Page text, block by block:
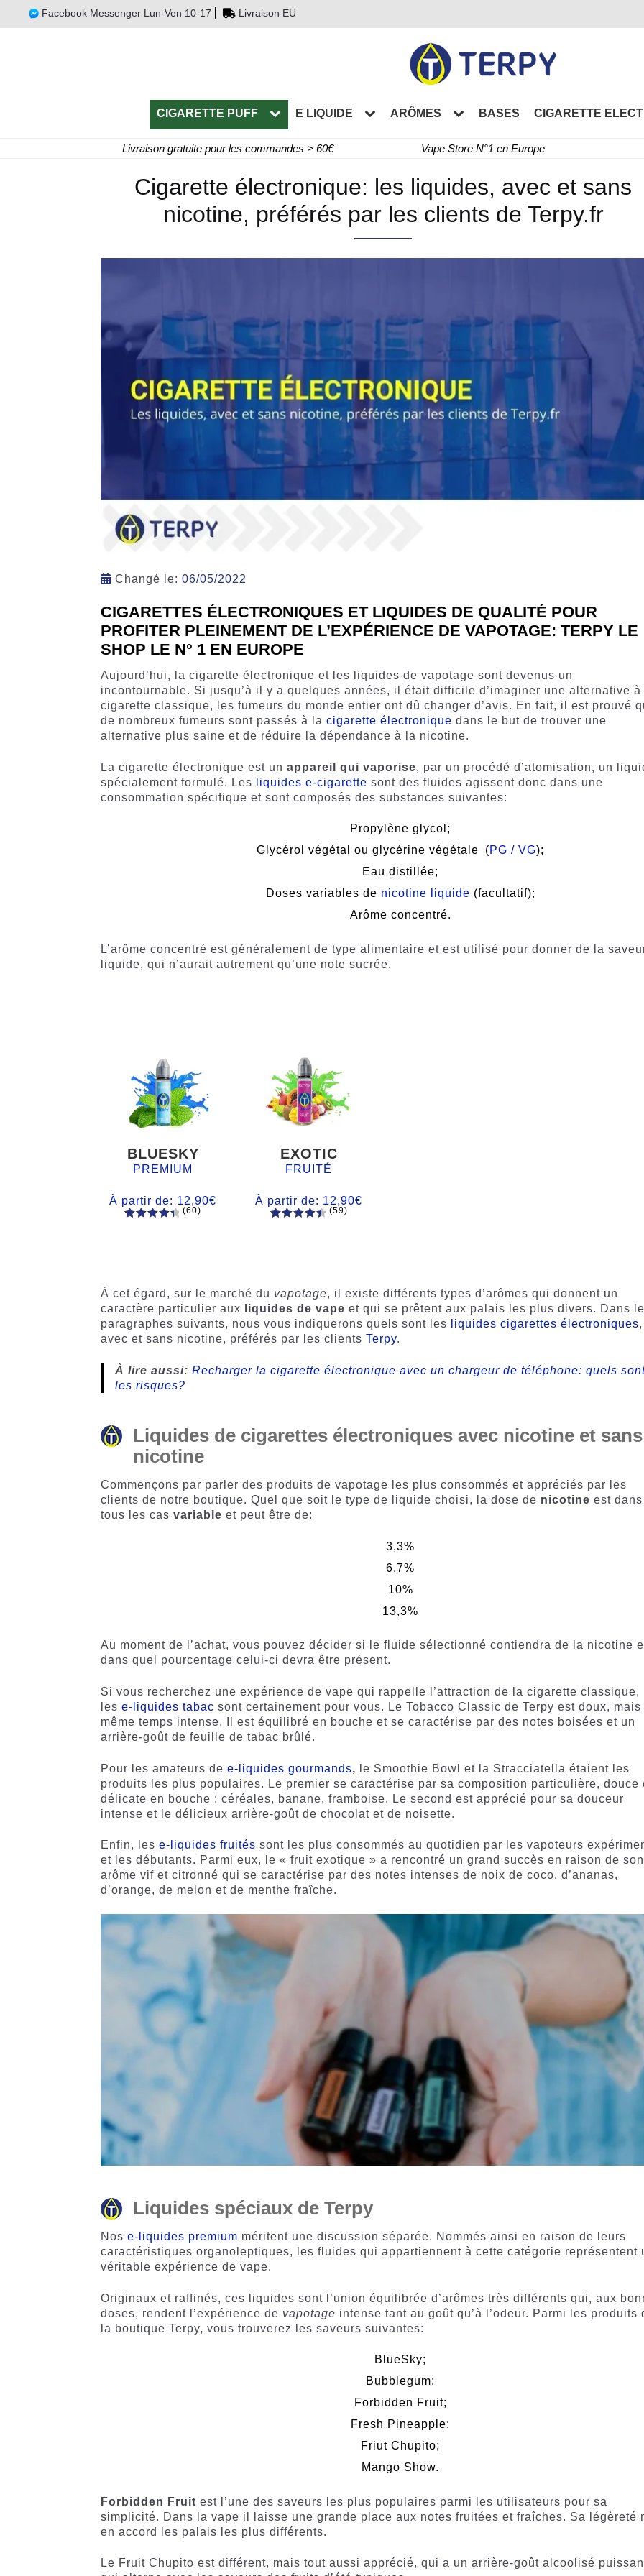
Facebook Messenger Lun-Ven 10-17 Livraison EU
CIGARETTE PUFF E LIQUIDE ARÔMES BASES CIGARETTE
Livraison gratuite pour les commandes > 60€ Vape Store N°1 en Europe
Cigarette électronique: les liquides, avec et sans
nicotine, préférés par les clients de Terpy.fr
Changé le: 06/05/2022
CIGARETTES ÉLECTRONIQUES ET LIQUIDES DE QUALITÉ POUR
PROFITER PLEINEMENT DE L’EXPÉRIENCE DE VAPOTAGE: TERPY LE
SHOP LE N° 1 EN EUROPE
Aujourd’hui, la cigarette électronique et les liquides de vapotage sont devenus un
incontournable. Si jusqu’à il y a quelques années, il était difficile d’imaginer une alternative à
cigarette classique, les fumeurs du monde entier ont dû changer d’avis. En fait, il est prouvé
de nombreux fumeurs sont passés à lacigarette électronique dans le but de trouver une
alternative plus saine et de réduire la dépendance à la nicotine.
La cigarette électronique est unappareil qui vaporise, par un procédé d’atomisation, un
spécialement formulé. Les
liquides e-cigarette sont des fluides agissent donc dans une
consommation spécifique et sont composés des substances suivantes:
Propylène glycol;
Glycérol végétal ou glycérine végétale (PG / VG);
Eau distillée;
Doses variables de nicotine liquide (facultatif);
Arôme concentré.
L’arôme concentré est généralement de type alimentaire et est utilisé pour donner de la
liquide, qui n’aurait autrement qu’une note sucrée.
BLUESKY
PREMIUM
À partir de: 12,90€
notations
client
(60)
EXOTIC
FRUITÉ
À partir de: 12,90€
client
(59)
À cet égard, sur le marché du vapotage, il existe différents types d’arômes qui donnent un
caractère particulier aux
liquides de vape et qui se prêtent aux palais les plus divers. Dans
paragraphes suivants, nous vous indiquerons quels sont les
liquides cigarettes électroniques,
avec et sans nicotine, préférés par les clientsTerpy.
À lire aussi: Recharger la cigarette électronique avec un chargeur de téléphone: quels
les risques?
Liquides de cigarettes électroniques avec nicotine et sans
nicotine
Commençons par parler des produits de vapotage les plus consommés et appréciés par les
clients de notre boutique. Quel que soit le type de liquide choisi, la dose de nicotine est dans
tous les casvariable et peut être de:
3,3%
6,7%
10%
13,3%
Au moment de l’achat, vous pouvez décider si le fluide sélectionné contiendra de la nicotine
dans quel pourcentage celui-ci devra être présent.
Si vous recherchez une expérience de vape qui rappelle l’attraction de la cigarette classique,
lese-liquides tabacsont certainement pour vous. Le Tobacco Classic de Terpy est doux, mais
même temps intense. Il est équilibré en bouche et se caractérise par des notes boisées et un
arrière-goût de feuille de tabac brûlé.
Pour les amateurs dee-liquides gourmands,
le Smoothie Bowl et la Stracciatella étaient les
produits les plus populaires. Le premier se caractérise par sa composition particulière, douce
délicate en bouche : céréales, banane, framboise. Le second est apprécié pour sa douceur
intense et le délicieux arrière-goût de chocolat et de noisette.
Enfin, lese-liquides fruités sont les plus consommés au quotidien par les vapoteurs
et les débutants. Parmi eux, le « fruit exotique » a rencontré un grand succès en raison de son
arôme vif et citronné qui se caractérise par des notes intenses de noix de coco, d’ananas,
d’orange, de melon et de menthe fraîche.
Liquides spéciaux de Terpy
Nose-liquides premium méritent une discussion séparée. Nommés ainsi en raison de leurs
caractéristiques organoleptiques, les fluides qui appartiennent à cette catégorie représentent
véritable expérience de vape.
Originaux et raffinés, ces liquides sont l’union équilibrée d’arômes très différents qui, aux
doses, rendent l’expérience de vapotage intense tant au goût qu’à l’odeur. Parmi les produits
la boutique Terpy, vous trouverez les saveurs suivantes:
BlueSky;
Bubblegum;
Forbidden Fruit;
Fresh Pineapple;
Friut Chupito;
Mango Show.
Forbidden Fruit est l’une des saveurs les plus populaires parmi les utilisateurs pour sa
simplicité. Dans la vape il laisse une grande place aux notes fruitées et fraîches. Sa légèreté
en accord les palais les plus différents.
Le Fruit Chupito est différent, mais tout aussi apprécié, qui a un arrière-goût alcoolisé